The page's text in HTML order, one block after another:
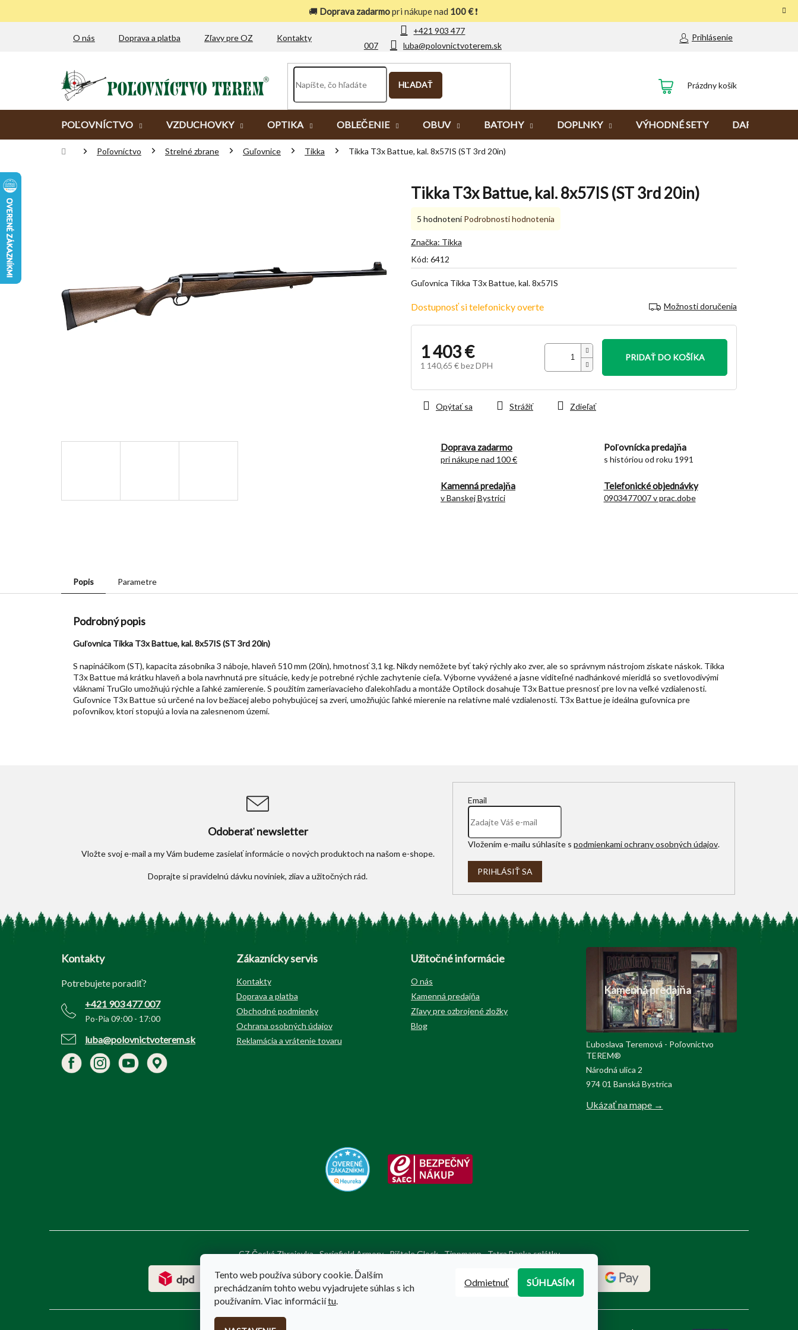
Tento web používa súbory cookie. Ďalším
prechádzaním tohto webu vyjadrujete súhlas s ich
používaním. Viac informáciítu.
Odmietnuť SÚHLASÍM
🚚 Doprava zadarmopri nákupe nad 100 €❗
+421 903 477
007
luba@polovnictvoterem.sk
O nás Doprava a platba Zľavy pre OZ Kontakty Prihlásenie
HĽADAŤ
NÁKUPNÝ
Prázdny košík
POĽOVNÍCTVO VZDUCHOVKY OPTIKA OBLEČENIE OBUV BATOHY DOPLNKY VÝHODNÉ SETY DARČEKY
DomovPoľovníctvo Strelné zbrane Guľovnice Tikka Tikka T3x Battue, kal. 8x57IS (ST 3rd 20in)
Tikka T3x Battue, kal. 8x57IS (ST 3rd 20in)
Kód: 6412
Dostupnosť si telefonicky overte Možnosti doručenia
1 403 €
1 140,65 € bez DPH
cena:
PRIDAŤ DO KOŠÍKA
Doprava zadarmo
pri nákupe nad 100 €
Poľovnícka predajňa
s históriou od roku 1991
Kamenná predajňa
v Banskej Bystrici
Telefonické objednávky
0903477007 v prac.dobe
Guľovnica Tikka T3x Battue, kal. 8x57IS
Opýtať sa Strážiť Zdieľať
Priemerné
produktu
5,0
5
5 hodnotení Podrobnosti hodnotenia
Značka: Tikka
Popis Parametre
Podrobný popis
Guľovnica Tikka T3x Battue, kal. 8x57IS (ST 3rd 20in)
S napináčikom (ST), kapacita zásobníka 3 náboje, hlaveň 510 mm (20in), hmotnosť 3,1 kg. Nikdy nemôžete byť taký rýchly ako zver, ale so správnym nástrojom získate náskok. Tikka
T3x Battue má krátku hlaveň a bola navrhnutá pre situácie, kedy je potrebné rýchle zachytenie cieľa. Výborne vyvážené a jasne viditeľné nadhánkové mieridlá so svetlovodivými
vláknami TruGlo umožňujú rýchle a ľahké zamierenie. S použitím zameriavacieho ďalekohľadu a montáže Optilock dosahuje T3x Battue presnosť pre lov na veľké vzdialenosti.
Guľovnice T3x Battue sú určené na lov bežiacej alebo pohybujúcej sa zveri, umožňujúc ľahké mierenie na relatívne malé vzdialenosti. T3x Battue je ideálna guľovnica pre
poľovníkov, ktorí stopujú a lovia na zalesnenom území.
Odoberať newsletter
Vložte svoj e-mail a my Vám budeme zasielať informácie o nových produktoch na našom e-shope.
Email
Vložením e-mailu súhlasíte s podmienkami ochrany osobných údajov.
PRIHLÁSIŤ SA
Z
Kontakty
Potrebujete poradiť?
+421 903 477 007
Po-Pia 09:00 - 17:00
luba@polovnictvoterem.sk
Zákaznícky servis
Kontakty
Doprava a platba
Obchodné podmienky
Ochrana osobných údajov
Reklamácia a vrátenie tovaru
Užitočné informácie
O nás
Kamenná predajňa
Zľavy pre ozbrojené zložky
Blog
Kamenná predajňa
Ľuboslava Teremová - Poľovnictvo
TEREM®
Národná ulica 2
974 01 Banská Bystrica
Ukázať na mape →
CZ Česká Zbrojovka Sprigfield Armory Pištole Glock Tippmann Tatra Banka splátky